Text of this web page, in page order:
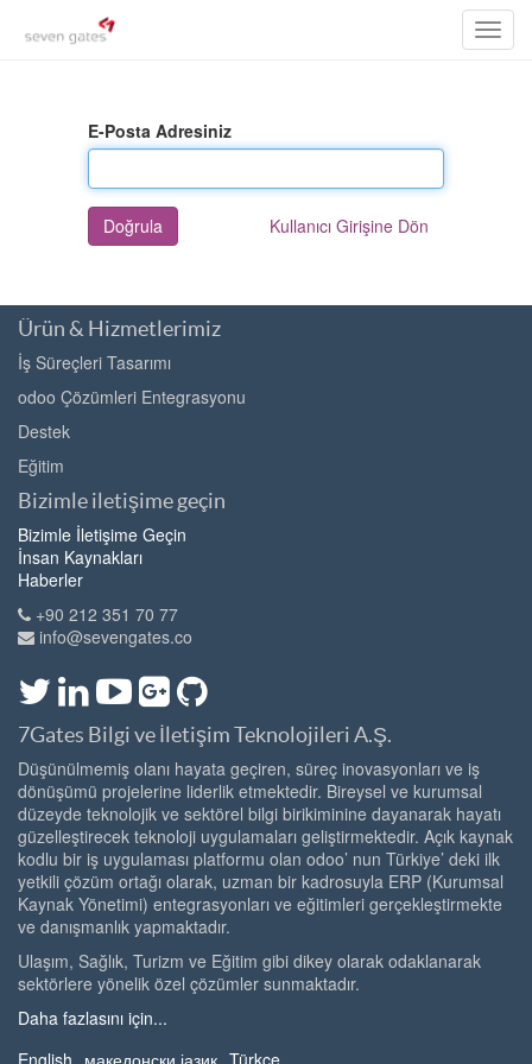
E-Posta Adresiniz
Kullanıcı Girişine Dön
Doğrula
Ürün & Hizmetlerimiz
İş Süreçleri Tasarımı
odoo Çözümleri Entegrasyonu
Destek
Eğitim
Bizimle iletişime geçin
Bizimle İletişime Geçin
İnsan Kaynakları
Haberler
+90 212 351 70 77
info@sevengates.co
7Gates Bilgi ve İletişim Teknolojileri A.Ş.
Düşünülmemiş olanı hayata geçiren, süreç inovasyonları ve iş
dönüşümü projelerine liderlik etmektedir. Bireysel ve kurumsal
düzeyde teknolojik ve sektörel bilgi birikiminine dayanarak hayatı
güzelleştirecek teknoloji uygulamaları geliştirmektedir. Açık kaynak
kodlu bir iş uygulaması platformu olan odoo’ nun Türkiye’ deki ilk
yetkili çözüm ortağı olarak, uzman bir kadrosuyla ERP (Kurumsal
Kaynak Yönetimi) entegrasyonları ve eğitimleri gerçekleştirmekte
ve danışmanlık yapmaktadır.
Ulaşım, Sağlık, Turizm ve Eğitim gibi dikey olarak odaklanarak
sektörlere yönelik özel çözümler sunmaktadır.
Daha fazlasını için...
English македонски јазик Türkçe